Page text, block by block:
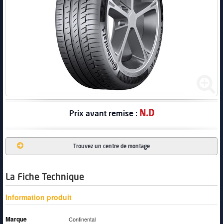
Prix avant remise : N.D
Trouvez un centre de montage
La Fiche Technique
Information produit
Marque Continental